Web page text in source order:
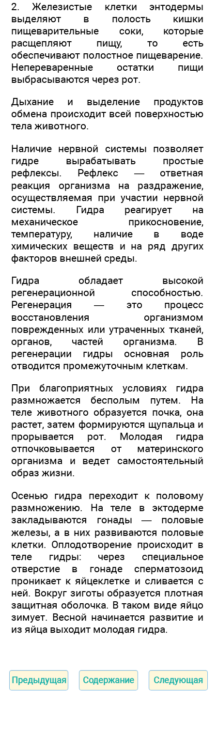
2. Железистые клетки энтодермы
выделяют в полость кишки
пищеварительные соки, которые
расщепляют пищу, то есть
обеспечивают полостное пищеварение.
Непереваренные остатки пищи
выбрасываются через рот.
Дыхание и выделение продуктов
обмена происходит всей поверхностью
тела животного.
Наличие нервной системы позволяет
гидре вырабатывать простые
рефлексы. Рефлекс — ответная
реакция организма на раздражение,
осуществляемая при участии нервной
системы. Гидра реагирует на
механическое прикосновение,
температуру, наличие в воде
химических веществ и на ряд других
факторов внешней среды.
Гидра обладает высокой
регенерационной способностью.
Регенерация — это процесс
восстановления организмом
поврежденных или утраченных тканей,
органов, частей организма. В
регенерации гидры основная роль
отводится промежуточным клеткам.
При благоприятных условиях гидра
размножается бесполым путем. На
теле животного образуется почка, она
растет, затем формируются щупальца и
прорывается рот. Молодая гидра
отпочковывается от материнского
организма и ведет самостоятельный
образ жизни.
Осенью гидра переходит к половому
размножению. На теле в эктодерме
закладываются гонады — половые
железы, а в них развиваются половые
клетки. Оплодотворение происходит в
теле гидры: через специальное
отверстие в гонаде сперматозоид
проникает к яйцеклетке и сливается с
ней. Вокруг зиготы образуется плотная
защитная оболочка. В таком виде яйцо
зимует. Весной начинается развитие и
из яйца выходит молодая гидра.
Предыдущая Содержание Следующая